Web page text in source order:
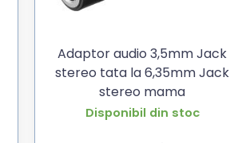
Adaptor audio 3,5mm Jack
stereo tata la 6,35mm Jack
stereo mama
Disponibil din stoc